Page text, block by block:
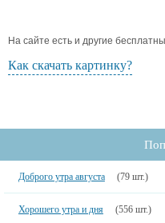
На сайте есть и другие
Как скачать картинку?
Доброго утра августа (79 шт.)
Хорошего утра и дня (556 шт.)